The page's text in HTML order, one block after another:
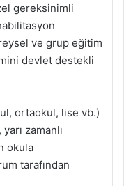
gereksinimli
ve grup eğitim
devlet destekli
ortaokul, lise vb.)
zamanlı
okula
tarafından